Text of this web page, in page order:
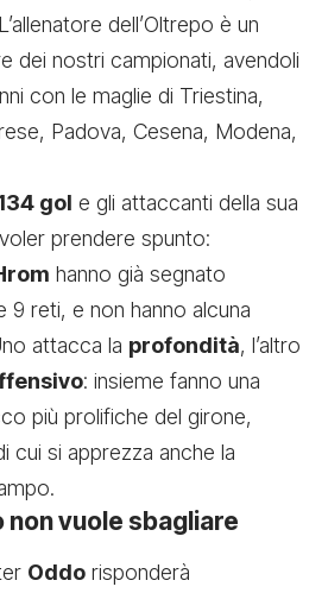
dell’Oltrepo è un
dei nostri campionati, avendoli
con le maglie di Triestina,
Padova, Cesena, Modena,
gol e gli attaccanti della sua
prendere spunto:
hanno già segnato
9 reti, e non hanno alcuna
attacca la profondità, l’altro
: insieme fanno una
più prolifiche del girone,
cui si apprezza anche la
non vuole sbagliare
Oddo risponderà